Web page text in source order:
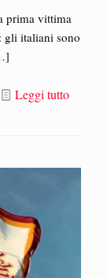
prima vittima
gli italiani sono
Leggi tutto